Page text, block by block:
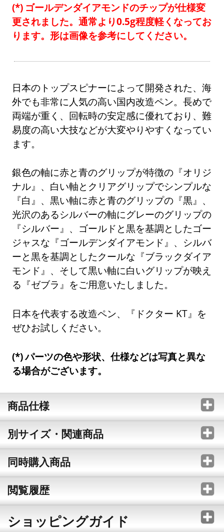
ゴールデンダイアモンドのチップが仕様変
更されました。通常より0.5g程度軽くなってお
ります。形は画像を参考にしてください。
日本のトップスピナーによって開発された、海
外でも非常に人気の高い国内改造ペン。長めで
両端が重く、回転時の安定感に優れており、難
易度の高い大技などが大変やりやすくなってい
ます。
銀色の軸に赤と青のグリップが特徴の『オリジ
ナル』、白い軸とクリアグリップでシンプルな
『白』、黒い軸に赤と青のグリップの『黒』、
光沢のあるシルバーの軸にグレーのグリップの
『シルバー』、ゴールドと黒を基調としたゴー
ジャスな『ゴールデンダイアモンド』、シルバ
ーと黒を基調としたクールな『ブラックダイア
モンド』、そして黒い軸に白いグリップが映え
る『ゼブラ』をご用意いたしました。
日本を代表する改造ペン、『ドクター KT』を
ぜひお試しください。
パーツの色や形状、仕様などは写真と異な
る場合がございます。
商品仕様
別サイズ・関連商品
同時購入商品
閲覧履歴
ショッピングガイド